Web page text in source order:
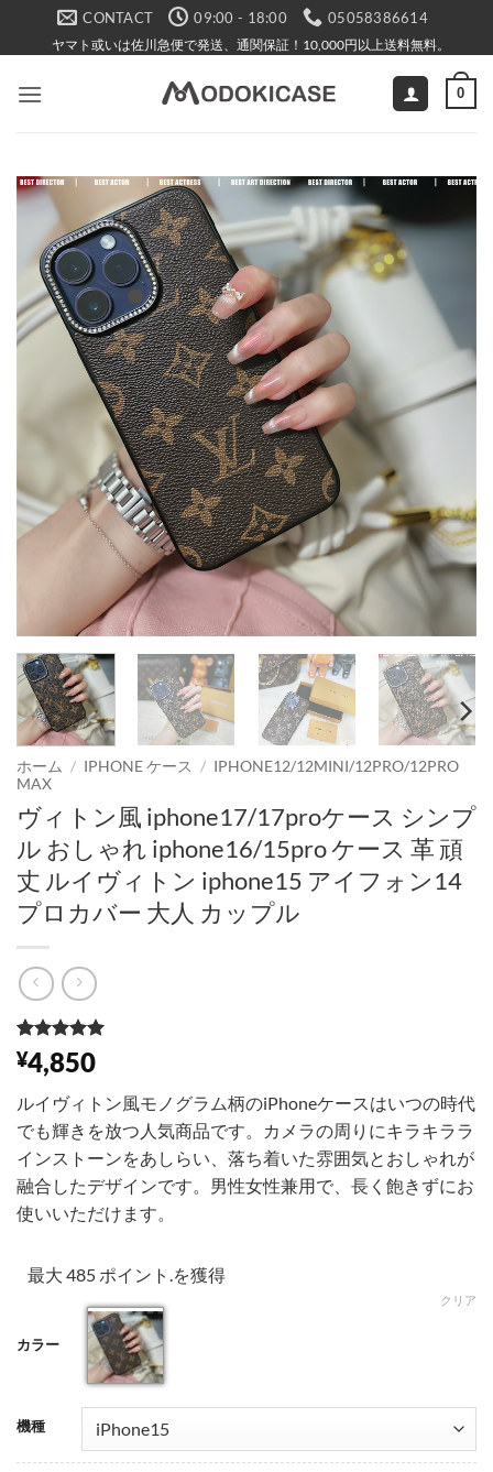
CONTACT 09:00 - 18:00 05058386614
ヤマト或いは佐川急便で発送、通関保証！10,000円以上送料無料。
0
ホーム / IPHONE ケース / IPHONE12/12MINI/12PRO/12PRO
MAX
ヴィトン風 iphone17/17proケース シンプ
ル おしゃれ iphone16/15pro ケース 革 頑
丈 ルイヴィトン iphone15 アイフォン14
プロカバー 大人 カップル
1
件の利用者
評価に基づ
価のうち、
5点
¥4,850
ルイヴィトン風モノグラム柄のiPhoneケースはいつの時代
でも輝きを放つ人気商品です。カメラの周りにキラキララ
インストーンをあしらい、落ち着いた雰囲気とおしゃれが
融合したデザインです。男性女性兼用で、長く飽きずにお
使いいただけます。
最大 485 ポイント.を獲得
カラー
001
機種
クリア